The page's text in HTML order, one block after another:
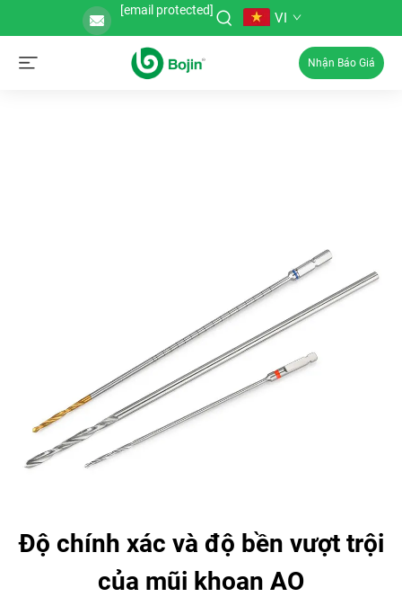
[email protected] VI
Nhận Báo Giá
Độ chính xác và độ bền vượt trội
của mũi khoan AO